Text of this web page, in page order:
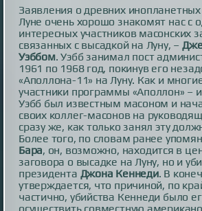
Заявления о древних
Луне очень хорошо знакомят нас с
интересных участников масонских
связанных с высадкой на Луну, –
Уэббом. Уэбб занимал пост
1961 по 1968 год, покинув его
«Аполлона-11» на Луну. Как и
участники программы «Аполлон» –
Уэбб был известным масоном и
своих коллег-масонов на
сразу же, как только занял эту
Более того, по словам ранее
Бара, он, возможно, находится в
заговора о высадке на Луну, но и
президента Джона Кеннеди. В
утверждается, что причиной, по
частично, убийства Кеннеди было